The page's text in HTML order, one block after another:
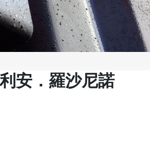
安．羅沙尼諾